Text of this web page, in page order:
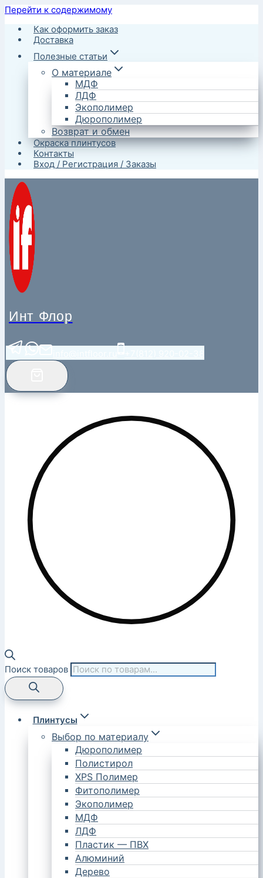
Перейти к содержимому
Как оформить заказ
Доставка
Полезные статьи
О материале
МДФ
ЛДФ
Экополимер
Дюрополимер
Возврат и обмен
Окраска плинтусов
Контакты
Вход / Регистрация / Заказы
Инт Флор
Поиск товаров
Плинтусы
Выбор по материалу
Дюрополимер
Полистирол
XPS Полимер
Фитополимер
Экополимер
МДФ
ЛДФ
Пластик — ПВХ
Алюминий
Дерево